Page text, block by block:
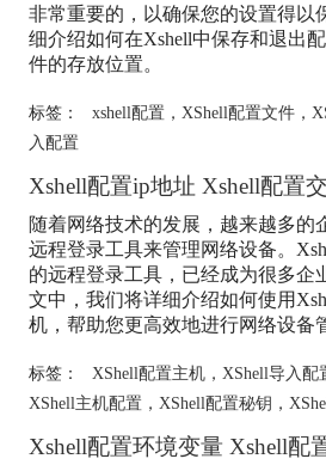
非常重要的，以确保您的设置得以
细介绍如何在Xshell中保存和退出
件的存放位置。
标签： xshell配置， XShell配置文件，
入配置
Xshell配置ip地址 Xshell配置
随着网络技术的发展，越来越多的
远程登录工具来管理网络设备。
的远程登录工具，已经成为很多企
文中，我们将详细介绍如何使用
机，帮助您更高效地进行网络设备
标签： XShell配置主机， XShell导入配
XShell主机配置， XShell配置秘钥 ，
Xshell配置环境变量 Xshell配